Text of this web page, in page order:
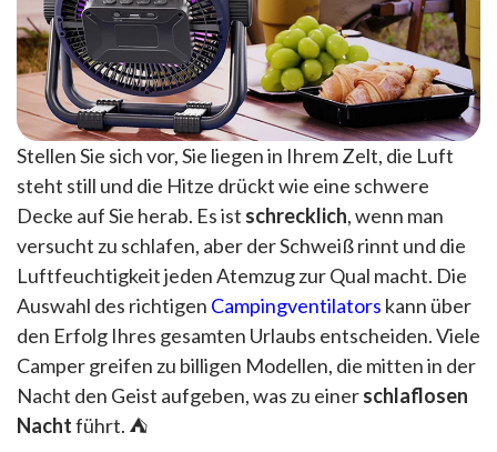
Stellen Sie sich vor, Sie liegen in Ihrem Zelt, die Luft
steht still und die Hitze drückt wie eine schwere
Decke auf Sie herab. Es ist schrecklich, wenn man
versucht zu schlafen, aber der Schweiß rinnt und die
Luftfeuchtigkeit jeden Atemzug zur Qual macht. Die
Auswahl des richtigen Campingventilators kann über
den Erfolg Ihres gesamten Urlaubs entscheiden. Viele
Camper greifen zu billigen Modellen, die mitten in der
Nacht den Geist aufgeben, was zu einerschlaflosen
Nachtführt. ⛺